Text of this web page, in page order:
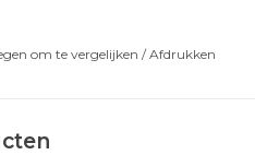
om te vergelijken /Afdrukken